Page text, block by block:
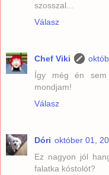
szosszal...
Válasz
Chef Viki
Így még én
mondjam!
Válasz
Dóri október 01,
Ez nagyon jól
falatka kóstolót?